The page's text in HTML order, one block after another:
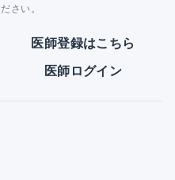
さい。
医師登録はこちら
医師ログイン